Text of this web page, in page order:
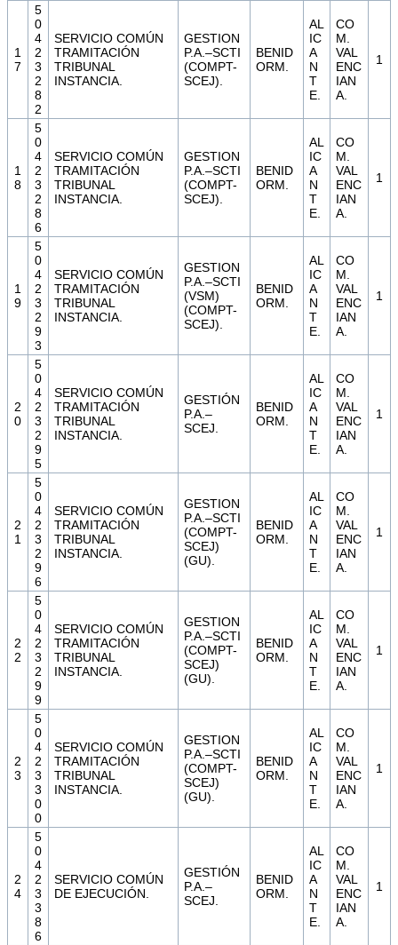
1
7
5
0
4
2
3
2
8
2
SERVICIO COMÚN
TRAMITACIÓN
TRIBUNAL
INSTANCIA.
GESTION
P.A.–SCTI
(COMPT-
SCEJ).
BENID
ORM.
AL
IC
A
N
T
E.
CO
M.
VAL
ENC
IAN
A.
1
1
8
5
0
4
2
3
2
8
6
SERVICIO COMÚN
TRAMITACIÓN
TRIBUNAL
INSTANCIA.
GESTION
P.A.–SCTI
(COMPT-
SCEJ).
BENID
ORM.
AL
IC
A
N
T
E.
CO
M.
VAL
ENC
IAN
A.
1
1
9
5
0
4
2
3
2
9
3
SERVICIO COMÚN
TRAMITACIÓN
TRIBUNAL
INSTANCIA.
GESTION
P.A.–SCTI
(VSM)
(COMPT-
SCEJ).
BENID
ORM.
AL
IC
A
N
T
E.
CO
M.
VAL
ENC
IAN
A.
1
2
0
5
0
4
2
3
2
9
5
SERVICIO COMÚN
TRAMITACIÓN
TRIBUNAL
INSTANCIA.
GESTIÓN
P.A.–
SCEJ.
BENID
ORM.
AL
IC
A
N
T
E.
CO
M.
VAL
ENC
IAN
A.
1
2
1
5
0
4
2
3
2
9
6
SERVICIO COMÚN
TRAMITACIÓN
TRIBUNAL
INSTANCIA.
GESTION
P.A.–SCTI
(COMPT-
SCEJ)
(GU).
BENID
ORM.
AL
IC
A
N
T
E.
CO
M.
VAL
ENC
IAN
A.
1
2
2
5
0
4
2
3
2
9
9
SERVICIO COMÚN
TRAMITACIÓN
TRIBUNAL
INSTANCIA.
GESTION
P.A.–SCTI
(COMPT-
SCEJ)
(GU).
BENID
ORM.
AL
IC
A
N
T
E.
CO
M.
VAL
ENC
IAN
A.
1
2
3
5
0
4
2
3
3
0
0
SERVICIO COMÚN
TRAMITACIÓN
TRIBUNAL
INSTANCIA.
GESTION
P.A.–SCTI
(COMPT-
SCEJ)
(GU).
BENID
ORM.
AL
IC
A
N
T
E.
CO
M.
VAL
ENC
IAN
A.
1
2
4
5
0
4
2
3
3
8
6
SERVICIO COMÚN
DE EJECUCIÓN.
GESTIÓN
P.A.–
SCEJ.
BENID
ORM.
AL
IC
A
N
T
E.
CO
M.
VAL
ENC
IAN
A.
1